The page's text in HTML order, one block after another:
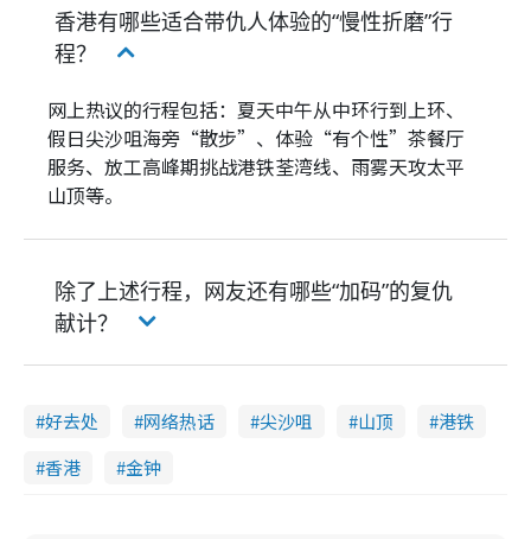
香港有哪些适合带仇人体验的“慢性折磨”行
程？
网上热议的行程包括：夏天中午从中环行到上环、
假日尖沙咀海旁“散步”、体验“有个性”茶餐厅
服务、放工高峰期挑战港铁荃湾线、雨雾天攻太平
山顶等。
除了上述行程，网友还有哪些“加码”的复仇
献计？
好去处 网络热话 尖沙咀 山顶
港铁
香港
金钟